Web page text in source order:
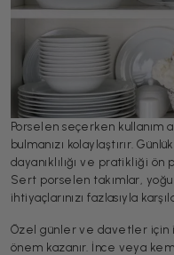
Porselen seçerken kullanım
bulmanızı kolaylaştırır.
dayanıklılığı ve pratikliği
Sert porselen takımlar,
ihtiyaçlarınızı fazlasıyla
Özel günler ve davetler
önem kazanır. İnce veya